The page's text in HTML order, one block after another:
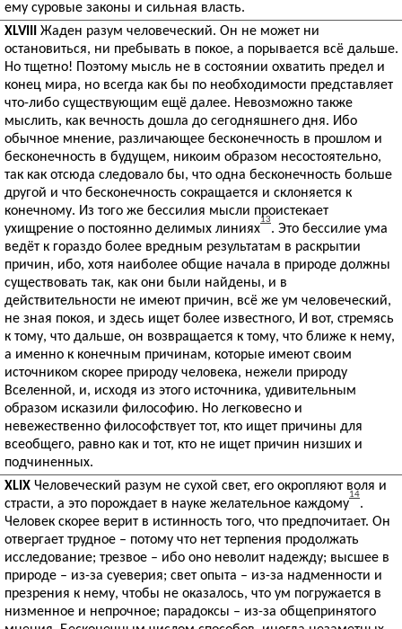
ему суровые законы и сильная власть.
XLVIII
Жаден разум человеческий. Он не может ни
остановиться, ни пребывать в покое, а порывается всё дальше.
Но тщетно! Поэтому мысль не в состоянии охватить предел и
конец мира, но всегда как бы по необходимости представляет
что-либо существующим ещё далее. Невозможно также
мыслить, как вечность дошла до сегодняшнего дня. Ибо
обычное мнение, различающее бесконечность в прошлом и
бесконечность в будущем, никоим образом несостоятельно,
так как отсюда следовало бы, что одна бесконечность больше
другой и что бесконечность сокращается и склоняется к
конечному. Из того же бессилия мысли проистекает
ухищрение о постоянно делимых линиях
13
. Это бессилие ума
ведёт к гораздо более вредным результатам в раскрытии
причин, ибо, хотя наиболее общие начала в природе должны
существовать так, как они были найдены, и в
действительности не имеют причин, всё же ум человеческий,
не зная покоя, и здесь ищет более известного, И вот, стремясь
к тому, что дальше, он возвращается к тому, что ближе к нему,
а именно к конечным причинам, которые имеют своим
источником скорее природу человека, нежели природу
Вселенной, и, исходя из этого источника, удивительным
образом исказили философию. Но легковесно и
невежественно философствует тот, кто ищет причины для
всеобщего, равно как и тот, кто не ищет причин низших и
подчиненных.
XLIX Человеческий разум не сухой свет, его окропляют воля и
страсти, а это порождает в науке желательное каждому
14
.
Человек скорее верит в истинность того, что предпочитает. Он
отвергает трудное – потому что нет терпения продолжать
исследование; трезвое – ибо оно неволит надежду; высшее в
природе – из-за суеверия; свет опыта – из-за надменности и
презрения к нему, чтобы не оказалось, что ум погружается в
низменное и непрочное; парадоксы – из-за общепринятого